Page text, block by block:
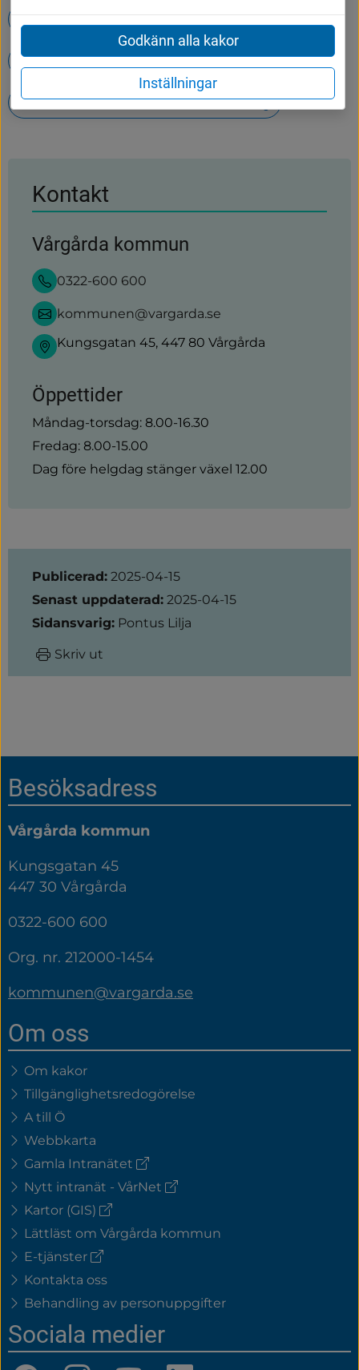
Avfall och återvinning SchoolSoft
Öppettider och priser
Timvikarier inom skola och barnomsorg
Kontakt
Vårgårda kommun
0322-600 600
kommunen@vargarda.se
Kungsgatan 45, 447 80 Vårgårda
Öppettider
Måndag-torsdag: 8.00-16.30
Fredag: 8.00-15.00
Dag före helgdag stänger växel 12.00
Sidinformation
Publicerad: 2025-04-15
Senast uppdaterad: 2025-04-15
Sidansvarig: Pontus Lilja
Skriv ut
Sidfot
Besöksadress
Vårgårda kommun
Kungsgatan 45
447 30 Vårgårda
0322-600 600
Org. nr. 212000-1454
kommunen@vargarda.se
Om oss
Om kakor
Tillgänglighetsredogörelse
A till Ö
Webbkarta
Gamla Intranätet (extern
länk)
Nytt intranät - VårNet (extern
Kartor (GIS) (extern
länk)
Lättläst om Vårgårda kommun
E-tjänster (extern
Kontakta oss
Behandling av personuppgifter
Sociala medier
Godkänn alla kakor
Inställningar